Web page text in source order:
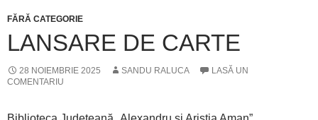
FĂRĂ CATEGORIE
LANSARE DE CARTE
28 NOIEMBRIE 2025 SANDU RALUCA
LASĂ UN
COMENTARIU